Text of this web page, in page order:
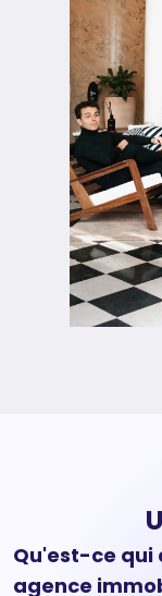
Qu'est-ce qui
agence